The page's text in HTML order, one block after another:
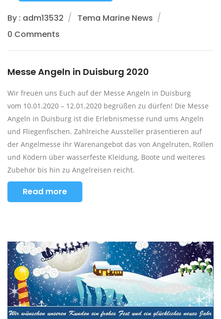
By : adm13532
Tema Marine News
0 Comments
Messe Angeln in Duisburg 2020
Wir freuen uns Euch auf der Messe Angeln in Duisburg
vom 10.01.2020 – 12.01.2020 begrüßen zu dürfen! Die Messe
Angeln in Duisburg ist die Erlebnismesse rund ums Angeln
und Fliegenfischen. Zahlreiche Aussteller präsentieren auf
der Angelmesse ihr Warenangebot das von Angelruten, Rollen
und Ködern über wasserfeste Kleidung, Boote und weiteres
Zubehör bis hin zu Angelreisen reicht.
Read more